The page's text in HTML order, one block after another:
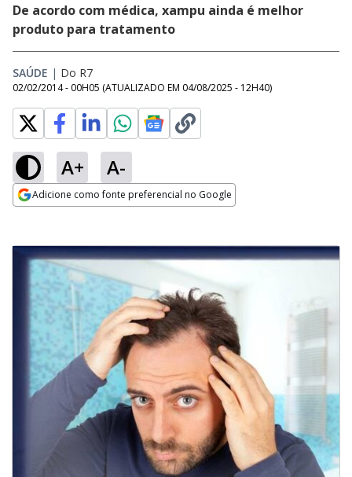
De acordo com médica, xampu ainda é melhor
produto para tratamento
SAÚDE | Do R7
02/02/2014 - 00H05 (ATUALIZADO EM 04/08/2025 - 12H40)
A+ A-
Adicione como fonte preferencial no Google